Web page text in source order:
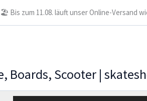
🏖️ Bis zum 11.08. läuft unser Online-Versand
Boards, Scooter |